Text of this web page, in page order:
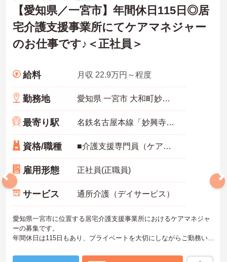
【愛知県／一宮市】年間休日115日◎居
宅介護支援事業所にてケアマネジャー
のお仕事です♪＜正社員＞
給料 月収 22.9万円～程度
勤務地 愛知県 一宮市 大和町妙興寺字中之町11-1 ジェルメアンジュ1F
最寄り駅 名鉄名古屋本線「妙興寺駅」徒歩19分
資格/職種 ■介護支援専門員（ケアマネジャー）：必須 ■実務経験：必須
雇用形態 正社員(正職員)
サービス 通所介護（デイサービス）
愛知県一宮市に位置する居宅介護支援事業所におけるケアマネジャ
ーの募集です。
年間休日は115日もあり、プライベートを大切にしながらご勤務いた
す。